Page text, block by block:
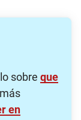
sobre que
en